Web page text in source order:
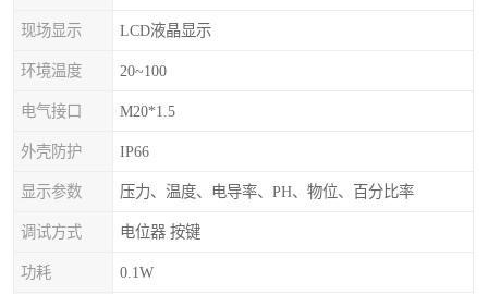
现场显示 LCD液晶显示
环境温度 20~100
电气接口 M20*1.5
外壳防护 IP66
显示参数 压力、温度、电导率、PH、物位、百分比率
调试方式 电位器 按键
功耗 0.1W